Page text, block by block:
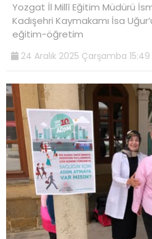
Yozgat İl Millî Eğitim Müdürü
Kadışehri Kaymakamı İsa
eğitim-öğretim
24 Aralık 2025 Çarşamba 15:49